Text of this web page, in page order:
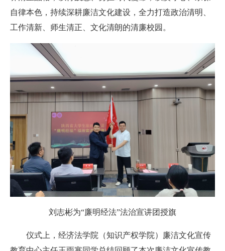
自律本色，持续深耕廉洁文化建设，全力打造政治清明、
工作清新、师生清正、文化清朗的清廉校园。
刘志彬为“廉明经法”法治宣讲团授旗
仪式上，经济法学院（知识产权学院）廉洁文化宣传